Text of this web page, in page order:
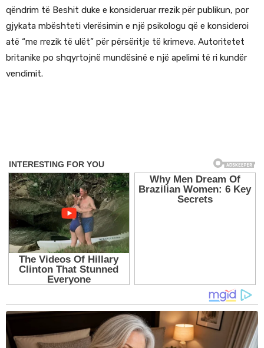
qëndrim të Beshit duke e konsideruar rrezik për publikun, por
gjykata mbështeti vlerësimin e një psikologu që e konsideroi
atë “me rrezik të ulët” për përsëritje të krimeve. Autoritetet
britanike po shqyrtojnë mundësinë e një apelimi të ri kundër
vendimit.